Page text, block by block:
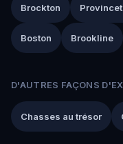
Brockton
Boston Brookline
D'AUTRES FAÇONS
Chasses au trésor